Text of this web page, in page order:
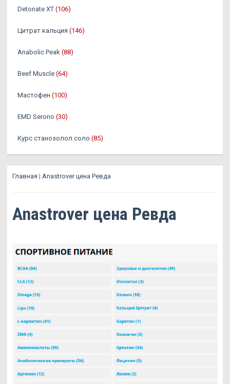
Detonate XT (106)
Цитрат кальция (146)
Anabolic Peak (88)
Beef Muscle (64)
Мастофен (100)
EMD Serono (30)
Курс станозолол соло (85)
Главная | Anastrover цена Ревда
Anastrover цена Ревда